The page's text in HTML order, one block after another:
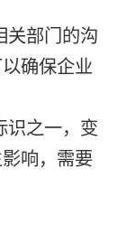
关部门的沟
确保企业
识之一，变
响，需要